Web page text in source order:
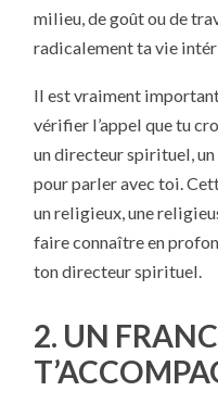
milieu, de goût ou de
radicalement ta vie
II est vraiment
vérifier l’appel que tu
un directeur spirituel, un
pour parler avec toi.
un religieux, une
faire connaître en
ton directeur spirituel.
2. UN